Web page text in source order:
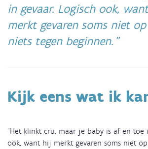
in gevaar. Logisch ook,
merkt gevaren soms niet
niets tegen beginnen.
Kijk eens wat ik
“Het klinkt cru, maar je baby is af en toe
ook, want hij merkt gevaren soms niet